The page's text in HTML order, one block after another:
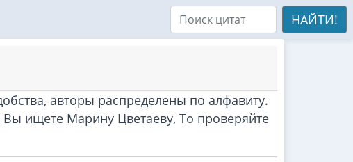
НАЙТИ!
авторы распределены по алфавиту.
ищете Марину Цветаеву, То проверяйте